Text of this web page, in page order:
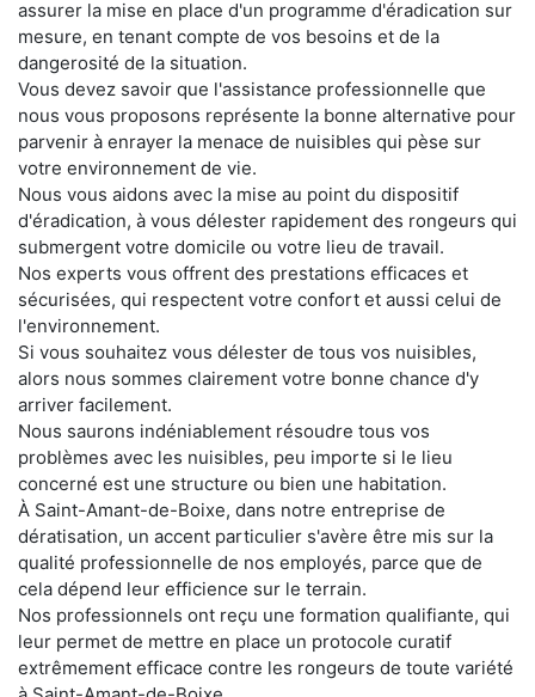
assurer la mise en place d'un programme d'éradication sur
mesure, en tenant compte de vos besoins et de la
dangerosité de la situation.
Vous devez savoir que l'assistance professionnelle que
nous vous proposons représente la bonne alternative pour
parvenir à enrayer la menace de nuisibles qui pèse sur
votre environnement de vie.
Nous vous aidons avec la mise au point du dispositif
d'éradication, à vous délester rapidement des rongeurs qui
submergent votre domicile ou votre lieu de travail.
Nos experts vous offrent des prestations efficaces et
sécurisées, qui respectent votre confort et aussi celui de
l'environnement.
Si vous souhaitez vous délester de tous vos nuisibles,
alors nous sommes clairement votre bonne chance d'y
arriver facilement.
Nous saurons indéniablement résoudre tous vos
problèmes avec les nuisibles, peu importe si le lieu
concerné est une structure ou bien une habitation.
À Saint-Amant-de-Boixe, dans notre entreprise de
dératisation, un accent particulier s'avère être mis sur la
qualité professionnelle de nos employés, parce que de
cela dépend leur efficience sur le terrain.
Nos professionnels ont reçu une formation qualifiante, qui
leur permet de mettre en place un protocole curatif
extrêmement efficace contre les rongeurs de toute variété